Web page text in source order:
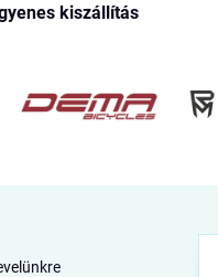
kiszállítás